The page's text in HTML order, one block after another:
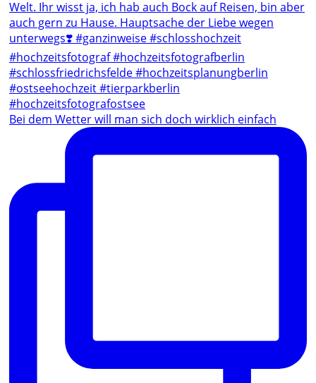
Bei dem Wetter will man sich doch wirklich einfach